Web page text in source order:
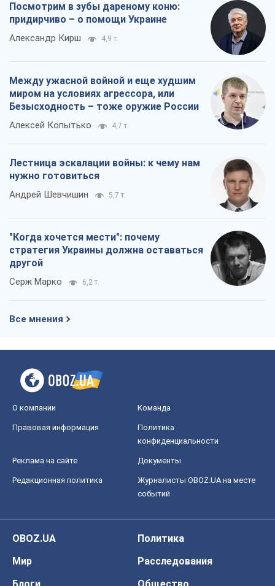
Посмотрим в зубы дареному коню:
придирчиво – о помощи Украине
Александр Кирш 4,9 т.
Между ужасной войной и еще худшим
миром на условиях агрессора, или
Безысходность – тоже оружие России
Алексей Копытько 4,7 т.
Лестница эскалации войны: к чему нам
нужно готовиться
Андрей Шевчишин 5,7 т.
"Когда хочется мести": почему
стратегия Украины должна оставаться
другой
Серж Марко 6,2 т.
Все мнения
О компании Команда
Правовая информация
Политика
конфиденциальности
Реклама на сайте Документы
Редакционная политика
Журналисты OBOZ.UA на месте
событий
OBOZ.UA
Политика
Мир
Расследования